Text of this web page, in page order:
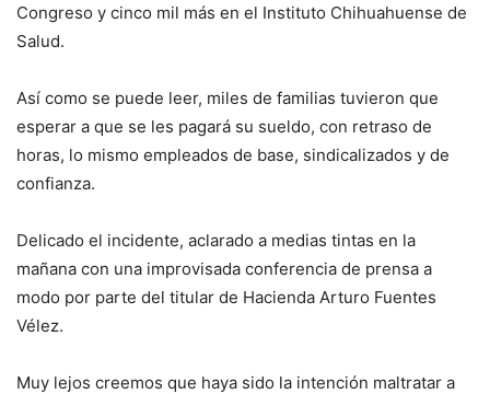
Congreso y cinco mil más en el Instituto Chihuahuense de
Salud.
Así como se puede leer, miles de familias tuvieron que
esperar a que se les pagará su sueldo, con retraso de
horas, lo mismo empleados de base, sindicalizados y de
confianza.
Delicado el incidente, aclarado a medias tintas en la
mañana con una improvisada conferencia de prensa a
modo por parte del titular de Hacienda Arturo Fuentes
Vélez.
Muy lejos creemos que haya sido la intención maltratar a